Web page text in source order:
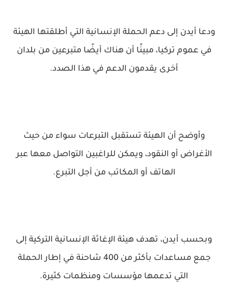
ودعا أيدن إلى دعم الحملة الإنسانية التي أطلقتها الهيئة
في عموم تركيا، مبينًا أن هناك أيضًا متبرعين من بلدان
أخرى يقدمون الدعم في هذا الصدد.
وأوضح أن الهيئة تستقبل التبرعات سواء من حيث
الأغراض أو النقود، ويمكن للراغبين التواصل معها عبر
الهاتف أو المكاتب من أجل التبرع.
وبحسب أيدن، تهدف هيئة الإغاثة الإنسانية التركية إلى
جمع مساعدات بأكثر من 400 شاحنة في إطار الحملة
التي تدعمها مؤسسات ومنظمات كثيرة.